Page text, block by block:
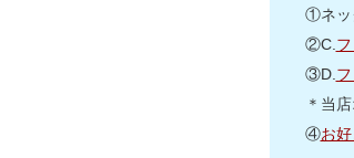
①ネッ
②C.
③D.
＊当
④お